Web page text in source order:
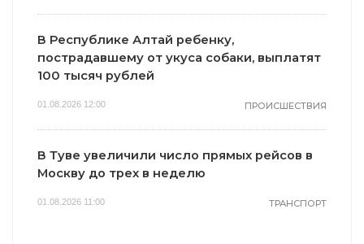
В Республике Алтай ребенку,
пострадавшему от укуса собаки, выплатят
100 тысяч рублей
01.08.2026 12:00 ПРОИСШЕСТВИЯ
В Туве увеличили число прямых рейсов в
Москву до трех в неделю
01.08.2026 11:00 ТРАНСПОРТ